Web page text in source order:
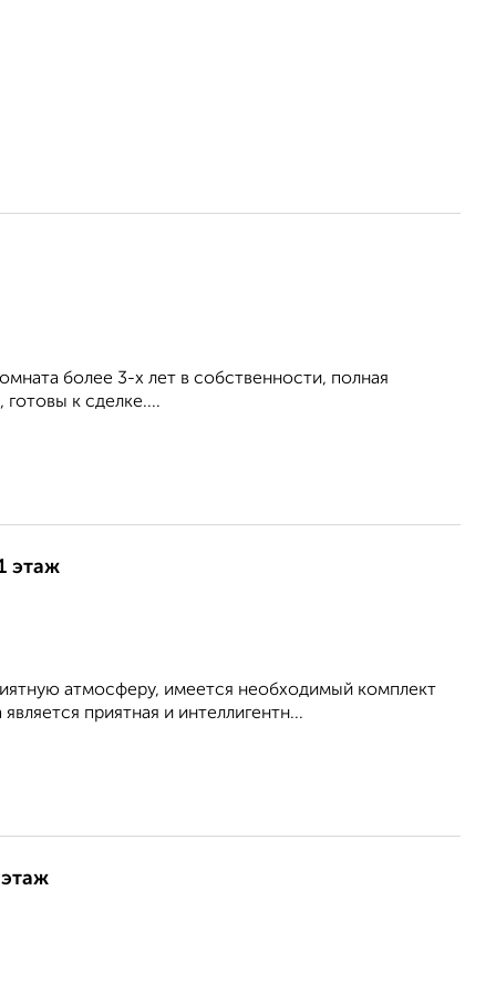
более 3-х лет в собственности, полная
к сделке....
этаж
атмосферу, имеется необходимый комплект
приятная и интеллигентн...